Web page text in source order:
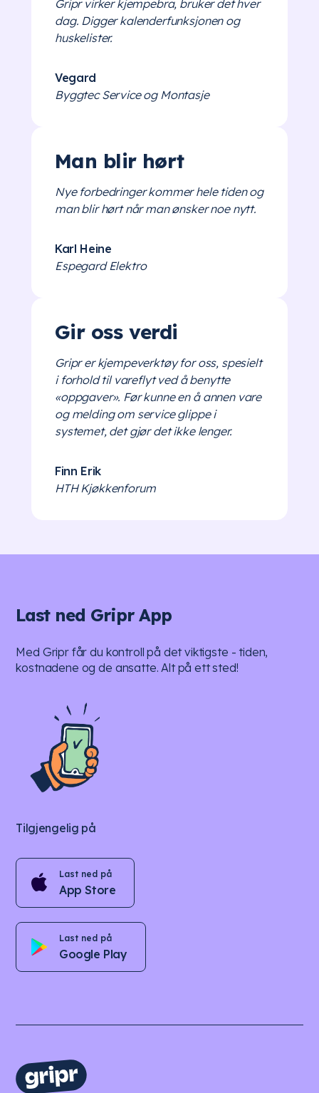
Gripr virker kjempebra, bruker det hver
dag. Digger kalenderfunksjonen og
huskelister.
Vegard
Byggtec Service og Montasje
Man blir hørt
Nye forbedringer kommer hele tiden og
man blir hørt når man ønsker noe nytt.
Karl Heine
Espegard Elektro
Gir oss verdi
Gripr er kjempeverktøy for oss, spesielt
i forhold til vareflyt ved å benytte
«oppgaver». Før kunne en å annen vare
og melding om service glippe i
systemet, det gjør det ikke lenger.
Finn Erik
HTH Kjøkkenforum
Last ned Gripr App
Med Gripr får du kontroll på det viktigste - tiden,
kostnadene og de ansatte. Alt på ett sted!
Tilgjengelig på
Last ned på
App Store
Last ned på
Google Play